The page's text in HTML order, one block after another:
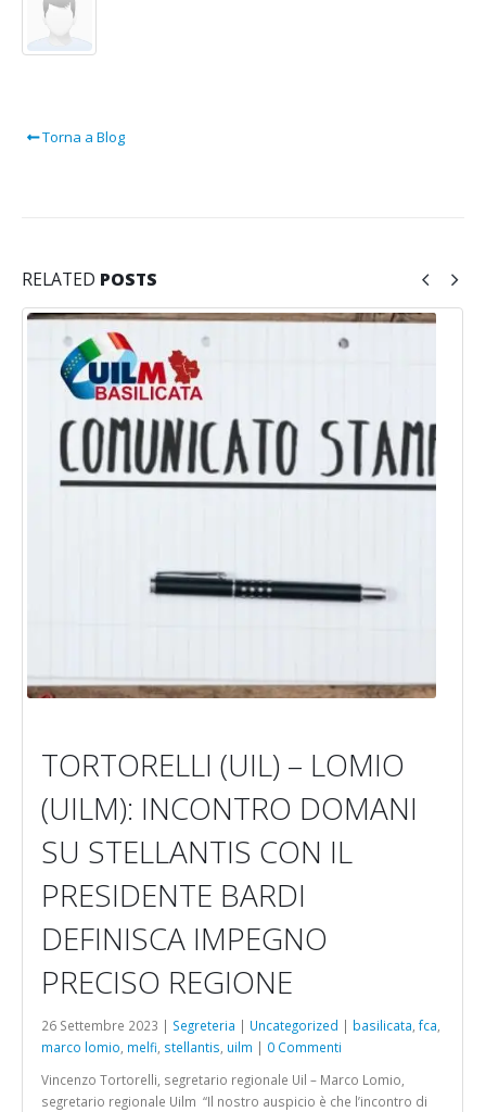
Torna a Blog
RELATED POSTS
TORTORELLI (UIL) – LOMIO
(UILM): INCONTRO DOMANI
SU STELLANTIS CON IL
PRESIDENTE BARDI
DEFINISCA IMPEGNO
PRECISO REGIONE
26 Settembre 2023 | Segreteria | Uncategorized | basilicata fca
marco lomio melfi stellantis uilm | 0 Commenti
Vincenzo Tortorelli, segretario regionale Uil – Marco Lomio,
segretario regionale Uilm “Il nostro auspicio è che l’incontro di